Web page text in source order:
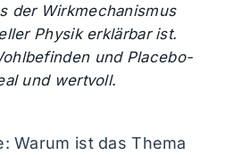
der Wirkmechanismus
Physik erklärbar ist.
und Placebo-
und wertvoll.
Warum ist das Thema